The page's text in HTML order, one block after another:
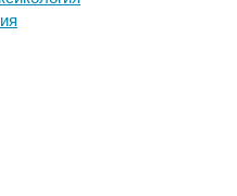
общего врага
причиной
на кого
от биполярного